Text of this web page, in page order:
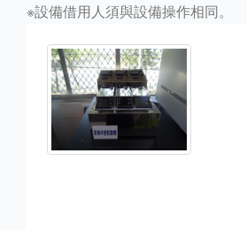
※設備借用人須與設備操作相同。